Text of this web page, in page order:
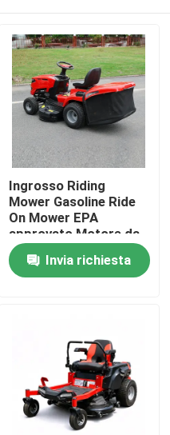
Ingrosso Riding
Mower Gasoline Ride
On Mower EPA
approvato Motore da
420cc 38" Larghezza
di taglio Tractor per
prato OEM supporto
Invia richiesta